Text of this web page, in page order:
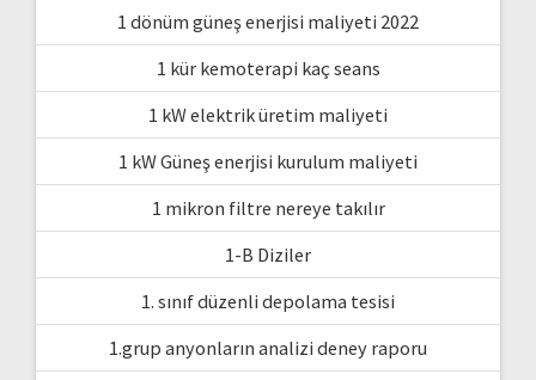
1 dönüm güneş enerjisi maliyeti 2022
1 kür kemoterapi kaç seans
1 kW elektrik üretim maliyeti
1 kW Güneş enerjisi kurulum maliyeti
1 mikron filtre nereye takılır
1-B Diziler
1. sınıf düzenli depolama tesisi
1.grup anyonların analizi deney raporu